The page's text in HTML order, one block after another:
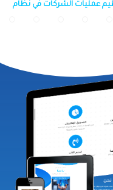
عمليات الشركات في نظام